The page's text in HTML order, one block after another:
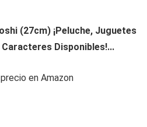
(27cm) ¡Peluche, Juguetes
Disponibles!...
en Amazon